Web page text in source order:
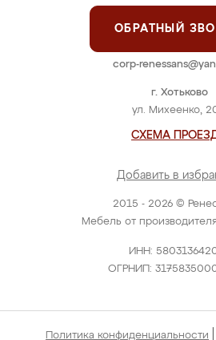
2015 - 2026 ©
Мебель от
ИНН:
ОГРНИП:
г. Хотьково
ул. Михеенко,
СХЕМА
Добавить в
ОБРАТНЫЙ
corp-
Политика конфиденциальности